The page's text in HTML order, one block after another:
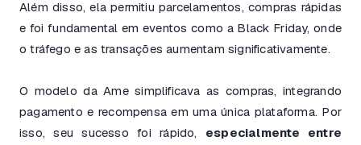
Além disso, ela permitiu parcelamentos, compras rápidas
e foi fundamental em eventos como a Black Friday, onde
o tráfego e as transações aumentam significativamente.
O modelo da Ame simplificava as compras, integrando
pagamento e recompensa em uma única plataforma. Por
isso, seu sucesso foi rápido, especialmente entre